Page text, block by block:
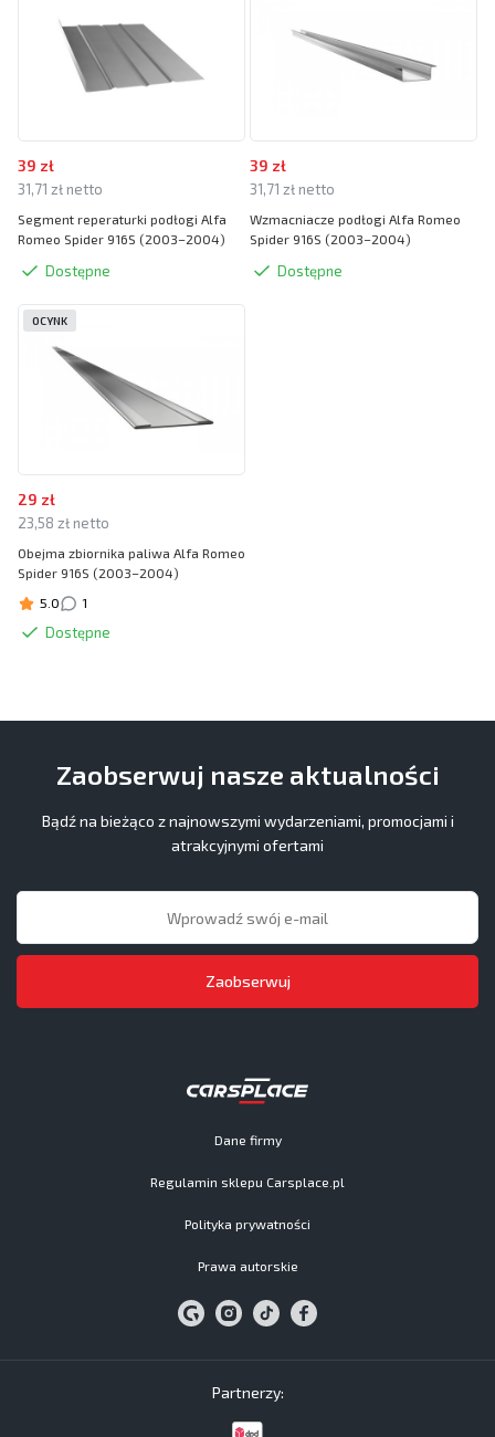
39 zł
31,71 zł netto
Segment reperaturki podłogi Alfa
Romeo Spider 916S (2003–2004)
Dostępne
39 zł
31,71 zł netto
Wzmacniacze podłogi Alfa Romeo
Spider 916S (2003–2004)
Dostępne
29 zł
23,58 zł netto
Obejma zbiornika paliwa Alfa Romeo
Spider 916S (2003–2004)
5.0
1
Dostępne
OCYNK
Dane firmy
Regulamin sklepu Carsplace.pl
Polityka prywatności
Prawa autorskie
Zaobserwuj nasze aktualności
Bądź na bieżąco z najnowszymi wydarzeniami, promocjami i
atrakcyjnymi ofertami
Zaobserwuj
Partnerzy: